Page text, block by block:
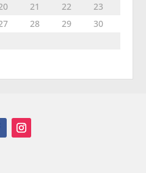
21 22
23
28 29
30